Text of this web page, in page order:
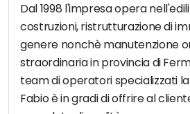
Dal 1998 l'impresa opera
costruzioni, ristrutturazione di
genere nonchè manutenzione
straordinaria in provincia di
team di operatori specializzati
Fabio è in gradi di offrire al